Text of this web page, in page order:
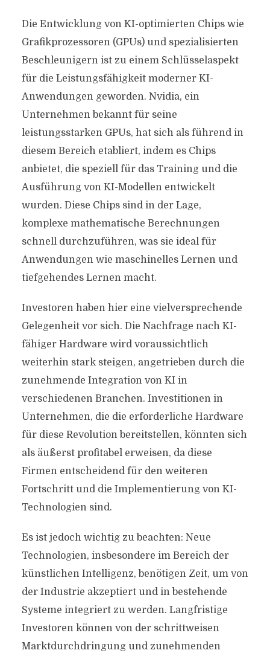
Die Entwicklung von KI-optimierten Chips wie
Grafikprozessoren (GPUs) und spezialisierten
Beschleunigern ist zu einem Schlüsselaspekt
für die Leistungsfähigkeit moderner KI-
Anwendungen geworden. Nvidia, ein
Unternehmen bekannt für seine
leistungsstarken GPUs, hat sich als führend in
diesem Bereich etabliert, indem es Chips
anbietet, die speziell für das Training und die
Ausführung von KI-Modellen entwickelt
wurden. Diese Chips sind in der Lage,
komplexe mathematische Berechnungen
schnell durchzuführen, was sie ideal für
Anwendungen wie maschinelles Lernen und
tiefgehendes Lernen macht.
Investoren haben hier eine vielversprechende
Gelegenheit vor sich. Die Nachfrage nach KI-
fähiger Hardware wird voraussichtlich
weiterhin stark steigen, angetrieben durch die
zunehmende Integration von KI in
verschiedenen Branchen. Investitionen in
Unternehmen, die die erforderliche Hardware
für diese Revolution bereitstellen, könnten sich
als äußerst profitabel erweisen, da diese
Firmen entscheidend für den weiteren
Fortschritt und die Implementierung von KI-
Technologien sind.
Es ist jedoch wichtig zu beachten: Neue
Technologien, insbesondere im Bereich der
künstlichen Intelligenz, benötigen Zeit, um von
der Industrie akzeptiert und in bestehende
Systeme integriert zu werden. Langfristige
Investoren können von der schrittweisen
Marktdurchdringung und zunehmenden